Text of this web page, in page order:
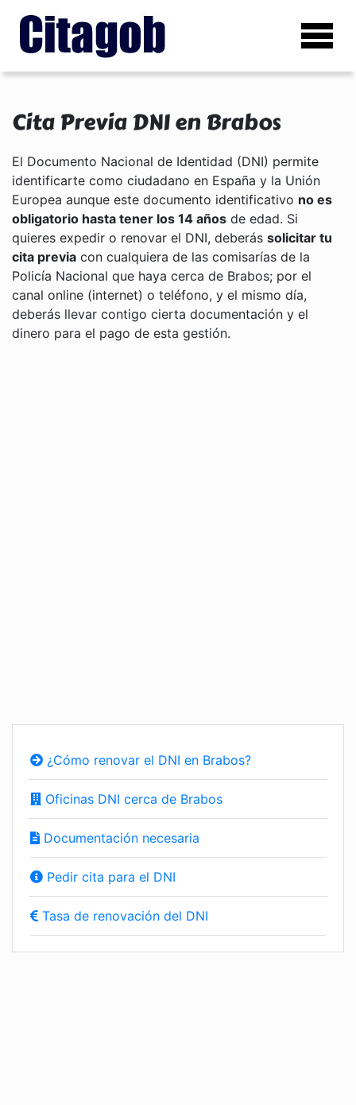
Cita Previa DNI en Brabos
El Documento Nacional de Identidad (DNI) permite
identificarte como ciudadano en España y la Unión
Europea aunque este documento identificativo no es
obligatorio hasta tener los 14 años de edad. Si
quieres expedir o renovar el DNI, deberás solicitar tu
cita previa con cualquiera de las comisarías de la
Policía Nacional que haya cerca de Brabos; por el
canal online (internet) o teléfono, y el mismo día,
deberás llevar contigo cierta documentación y el
dinero para el pago de esta gestión.
¿Cómo renovar el DNI en Brabos?
Oficinas DNI cerca de Brabos
Documentación necesaria
Pedir cita para el DNI
Tasa de renovación del DNI